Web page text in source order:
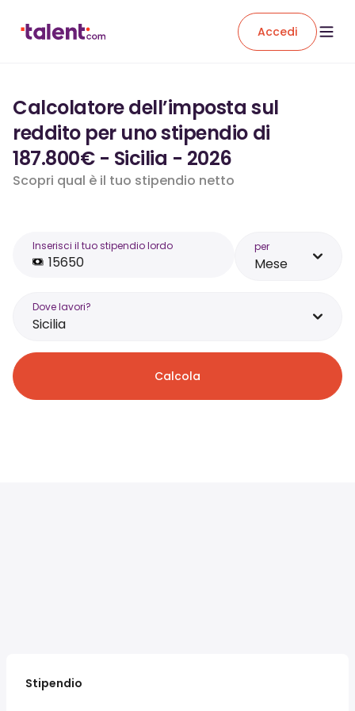
Accedi
Calcolatore dell’imposta sul
reddito per uno stipendio di
187.800€ - Sicilia - 2026
Scopri qual è il tuo stipendio netto
Inserisci il tuo stipendio lordo per
Mese
Dove lavori?
Sicilia
Calcola
Stipendio